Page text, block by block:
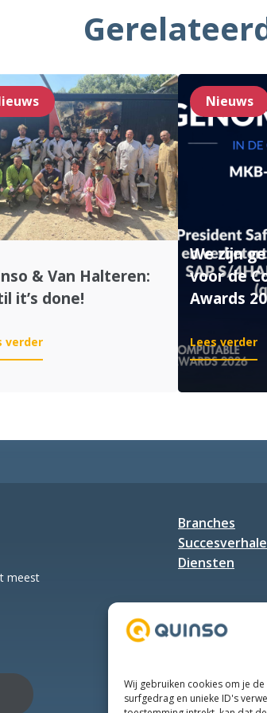
Wij gebruiken cookies om je
surfgedrag en unieke ID's
& Van Halteren:
it’s done!
verder:
Quinso
Nieuws
We zijn
voor de
Awards
Lees verder:
We
meest
Branches
Diensten